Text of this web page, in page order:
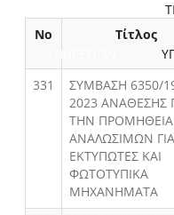
ΥΠΗΡΕΣΙΩΝ
Νο Τίτλος
331
ΣΥΜΒΑΣΗ 6350/
2023 ΑΝΑΘΕΣΗΣ
ΤΗΝ ΠΡΟΜΗΘΕΙΑ
ΑΝΑΛΩΣΙΜΩΝ ΓΙΑ
ΕΚΤΥΠΩΤΕΣ ΚΑΙ
ΦΩΤΟΤΥΠΙΚΑ
ΜΗΧΑΝΗΜΑΤΑ